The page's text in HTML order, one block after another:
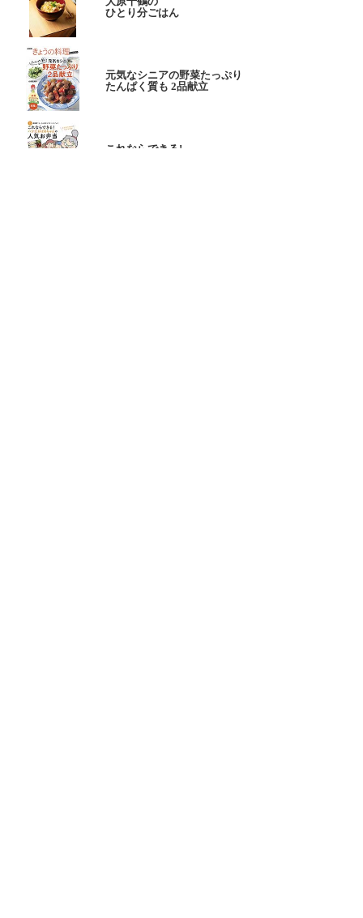
ひとり分ごはん
元気なシニアの野菜たっぷり
たんぱく質も 2品献立
これならできる!